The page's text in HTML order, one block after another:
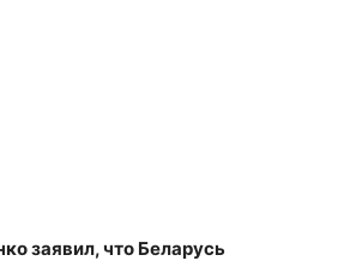
заявил, что Беларусь